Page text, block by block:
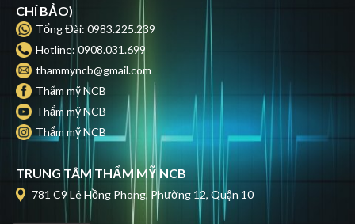
CHÍ BẢO)
Tổng Đài: 0983.225.239
Hotline: 0908.031.699
thammyncb@gmail.com
Thẩm mỹ NCB
Thẩm mỹ NCB
Thẩm mỹ NCB
TRUNG TÂM THẨM MỸ NCB
781 C9 Lê Hồng Phong, Phường 12, Quận 10